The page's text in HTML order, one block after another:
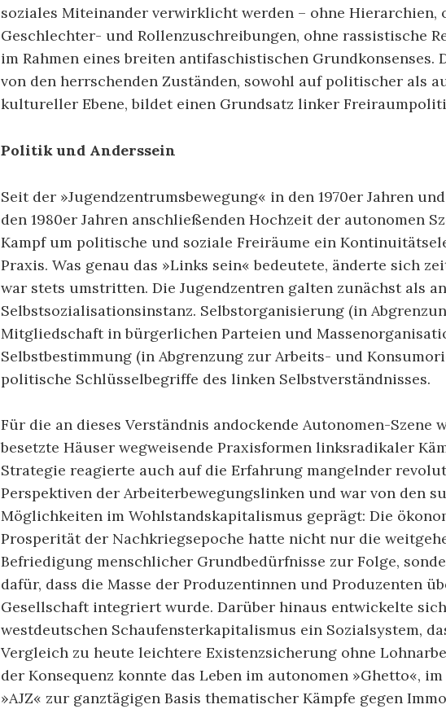
soziales Miteinander verwirklicht werden – ohne Hierarchien,
Geschlechter- und Rollenzuschreibungen, ohne rassistische
im Rahmen eines breiten antifaschistischen Grundkonsenses.
von den herrschenden Zuständen, sowohl auf politischer als
kultureller Ebene, bildet einen Grundsatz linker
Politik und Anderssein
Seit der »Jugendzentrumsbewegung« in den 1970er Jahren
den 1980er Jahren anschließenden Hochzeit der autonomen
Kampf um politische und soziale Freiräume ein
Praxis. Was genau das »Links sein« bedeutete, änderte sich
war stets umstritten. Die Jugendzentren galten zunächst als
Selbstsozialisationsinstanz. Selbstorganisierung (in
Mitgliedschaft in bürgerlichen Parteien und
Selbstbestimmung (in Abgrenzung zur Arbeits- und
politische Schlüsselbegriffe des linken Selbstverständnisses.
Für die an dieses Verständnis andockende Autonomen-Szene
besetzte Häuser wegweisende Praxisformen linksradikaler
Strategie reagierte auch auf die Erfahrung mangelnder
Perspektiven der Arbeiterbewegungslinken und war von den
Möglichkeiten im Wohlstandskapitalismus geprägt: Die
Prosperität der Nachkriegsepoche hatte nicht nur die
Befriedigung menschlicher Grundbedürfnisse zur Folge,
dafür, dass die Masse der Produzentinnen und Produzenten
Gesellschaft integriert wurde. Darüber hinaus entwickelte
westdeutschen Schaufensterkapitalismus ein Sozialsystem,
Vergleich zu heute leichtere Existenzsicherung ohne
der Konsequenz konnte das Leben im autonomen »Ghetto«,
»AJZ« zur ganztägigen Basis thematischer Kämpfe gegen